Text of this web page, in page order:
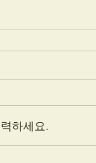
하세요.